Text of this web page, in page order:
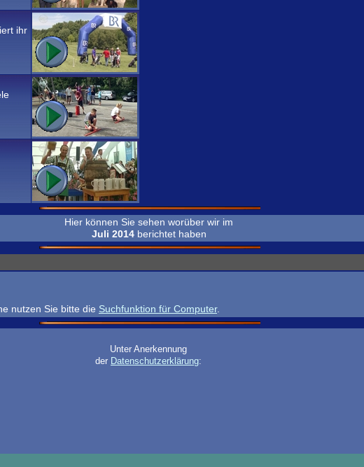
ihr
Hier können Sie sehen worüber wir im
Juli 2014 berichtet haben
nutzen Sie bitte die Suchfunktion für Computer.
Unter Anerkennung
der Datenschutzerklärung: